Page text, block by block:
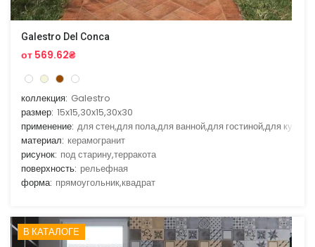
Galestro Del Conca
от 569.62₴
коллекция: Galestro
размер: 15x15,30x15,30x30
применение: для стен,для пола,для ванной,для гостиной,для кухни
материал: керамогранит
рисунок: под старину,терракота
поверхность: рельефная
форма: прямоугольник,квадрат
В КАТАЛОГЕ